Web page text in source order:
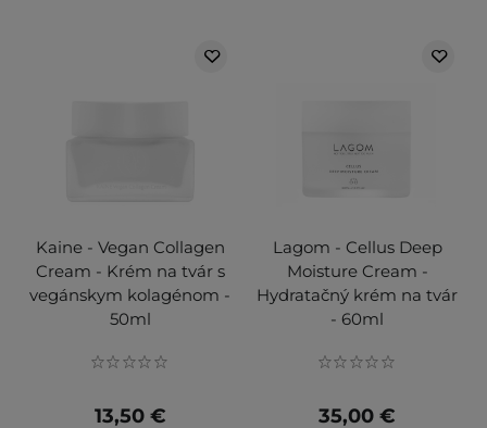
Kaine - Vegan Collagen
Cream - Krém na tvár s
vegánskym kolagénom -
50ml
13,50 €
Lagom - Cellus Deep
Moisture Cream -
Hydratačný krém na tvár
- 60ml
35,00 €